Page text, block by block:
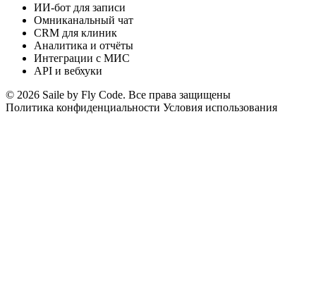
ИИ-бот для записи
Омниканальный чат
CRM для клиник
Аналитика и отчёты
Интеграции с МИС
API и вебхуки
© 2026 Saile by Fly Code. Все права защищены
Политика конфиденциальности Условия использования